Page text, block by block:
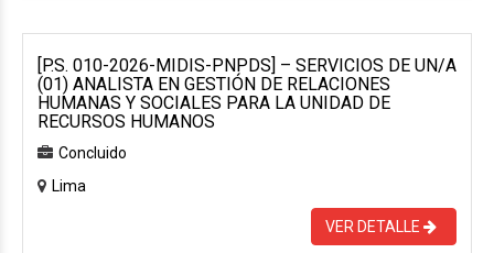
[P.S. 010-2026-MIDIS-PNPDS] – SERVICIOS DE UN/A
(01) ANALISTA EN GESTIÓN DE RELACIONES
HUMANAS Y SOCIALES PARA LA UNIDAD DE
RECURSOS HUMANOS
Concluido
Lima
VER DETALLE